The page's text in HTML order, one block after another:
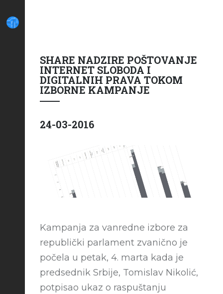
SHARE NADZIRE POŠTOVANJE
INTERNET SLOBODA I
DIGITALNIH PRAVA TOKOM
IZBORNE KAMPANJE
24-03-2016
Kampanja za vanredne izbore za
republički parlament zvanično je
počela u petak, 4. marta kada je
predsednik Srbije, Tomislav Nikolić,
potpisao ukaz o raspuštanju